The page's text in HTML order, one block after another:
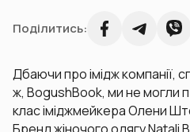
Поділитись:
Дбаючи про імідж компанії,
ж, BogushBook, ми не могли
клас іміджмейкера Олени